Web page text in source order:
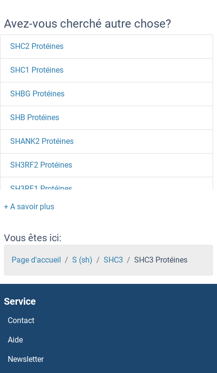
Avez-vous cherché autre chose?
SHC2 Protéines
SHC1 Protéines
SHBG Protéines
SHB Protéines
SHANK2 Protéines
SH3RF2 Protéines
SH3RF1 Protéines
SH3PXD2B Protéines
SH3KBP1 Protéines
SH3GLB2 Protéines
SH3GLB1 Protéines
SH3GL3 Protéines
SH3G2 Protéines
Vous êtes ici:
Page d'accueil S (sh) SHC3 SHC3 Protéines
Service
Contact
Aide
Newsletter